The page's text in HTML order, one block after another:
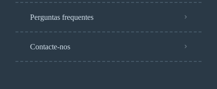
Perguntas frequentes
Contacte-nos